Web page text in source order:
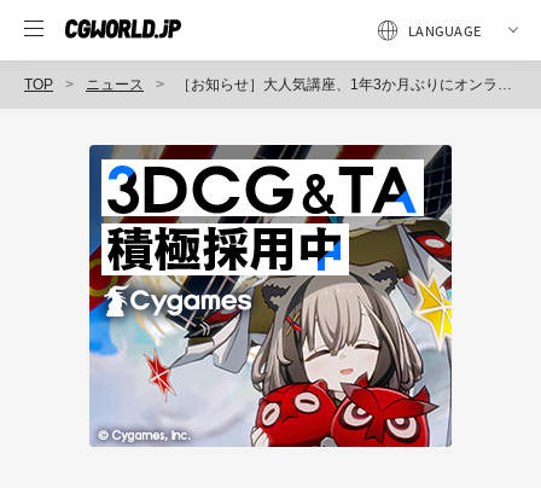
TOP ニュース ［お知らせ］大人気講座、1年3か月ぶりにオンラインで開催！鈴木卓矢氏による『背景モデリング講座』が5月19日に開催（CGWORLD +ONE Knowldege）